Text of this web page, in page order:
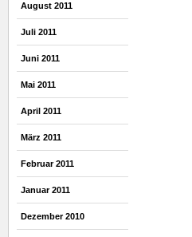
August 2011
Juli 2011
Juni 2011
Mai 2011
April 2011
März 2011
Februar 2011
Januar 2011
Dezember 2010